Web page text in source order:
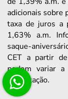
adicionais sobre
taxa de juros a
1,63% a.m.
saque-
CET a partir
podem variar
contratação.